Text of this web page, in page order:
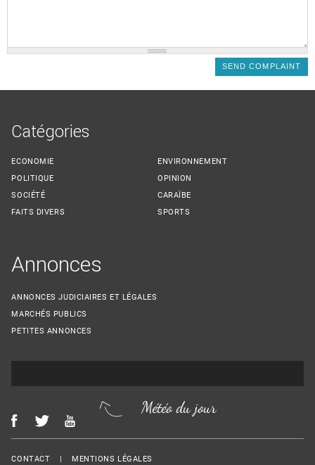
Catégories
ECONOMIE
POLITIQUE
SOCIÉTÉ
FAITS DIVERS
ENVIRONNEMENT
OPINION
CARAÏBE
SPORTS
Annonces
ANNONCES JUDICIAIRES ET LÉGALES
MARCHÉS PUBLICS
PETITES ANNONCES
Météo du jour
Menu Footer
CONTACT MENTIONS LÉGALES